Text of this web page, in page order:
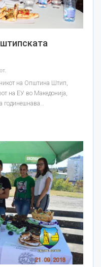
на Општина Штип,
на ЕУ во Македонија,
годинешнава…